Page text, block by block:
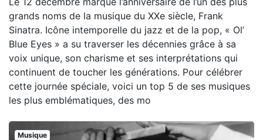
grands noms de la musique du XXe siècle, Frank
Sinatra. Icône intemporelle du jazz et de la pop, « Ol’
Blue Eyes » a su traverser les décennies grâce à sa
voix unique, son charisme et ses interprétations qui
continuent de toucher les générations. Pour célébrer
cette journée spéciale, voici un top 5 de ses musiques
les plus emblématiques, des mo
Musique